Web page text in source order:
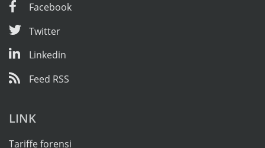
Facebook
Twitter
Linkedin
Feed RSS
LINK
Tariffe forensi